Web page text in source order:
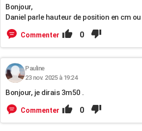
Bonjour,
Daniel parle hauteur de position en cm
Commenter 0
Pauline
23 nov. 2025 à 19:24
Bonjour, je dirais 3m50 .
Commenter 0